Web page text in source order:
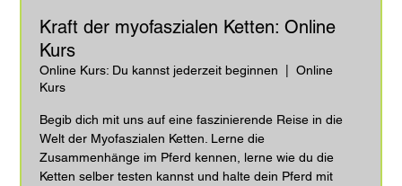
Kraft der myofaszialen Ketten: Online
Kurs
Online Kurs: Du kannst jederzeit beginnen
  |
Online
Kurs
Begib dich mit uns auf eine faszinierende Reise in die
Welt der Myofaszialen Ketten. Lerne die
Zusammenhänge im Pferd kennen, lerne wie du die
Ketten selber testen kannst und halte dein Pferd mit